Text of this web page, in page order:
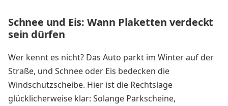
Schnee und Eis: Wann Plaketten verdeckt
sein dürfen
Wer kennt es nicht? Das Auto parkt im Winter auf der
Straße, und Schnee oder Eis bedecken die
Windschutzscheibe. Hier ist die Rechtslage
glücklicherweise klar: Solange Parkscheine,